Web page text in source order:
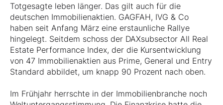
Totgesagte leben länger. Das gilt auch für die
deutschen Immobilienaktien. GAGFAH, IVG & Co
haben seit Anfang März eine erstaunliche Rallye
hingelegt. Seitdem schoss der DAXsubsector All Real
Estate Performance Index, der die Kursentwicklung
von 47 Immobilienaktien aus Prime, General und Entry
Standard abbildet, um knapp 90 Prozent nach oben.
Im Frühjahr herrschte in der Immobilienbranche noch